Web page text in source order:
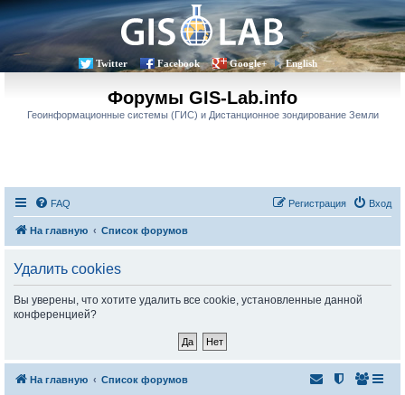
Twitter Facebook Google+ English
Форумы GIS-Lab.info
Геоинформационные системы (ГИС) и Дистанционное зондирование Земли
FAQ Вход
Регистрация
На главную Список форумов
Удалить cookies
Вы уверены, что хотите удалить все cookie, установленные данной
конференцией?
На главную Список форумов